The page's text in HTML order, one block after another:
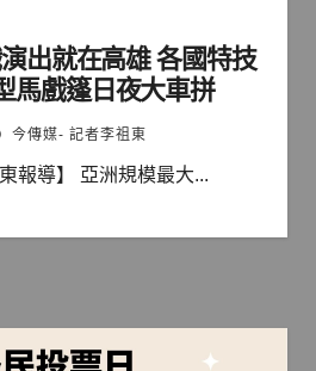
出就在高雄 各國特技
馬戲篷日夜大車拼
今傳媒- 記者李祖東
報導】 亞洲規模最大...